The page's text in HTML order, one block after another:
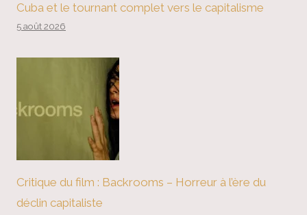
Cuba et le tournant complet vers le capitalisme
5 août 2026
Critique du film : Backrooms – Horreur à l’ère du
déclin capitaliste